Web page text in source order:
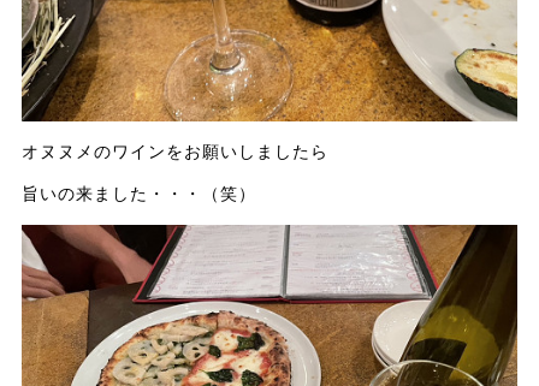
オヌヌメのワインをお願いしましたら
旨いの来ました・・・（笑）